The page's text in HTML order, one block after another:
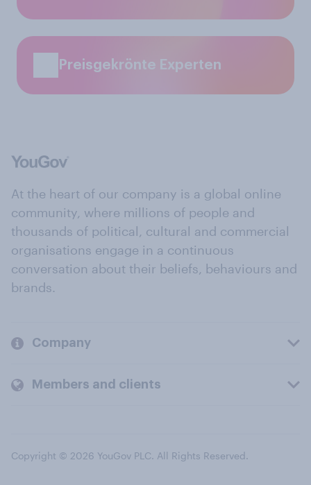
Preisgekrönte Experten
At the heart of our company is a global online
community, where millions of people and
thousands of political, cultural and commercial
organisations engage in a continuous
conversation about their beliefs, behaviours and
brands.
Company
Members and clients
Copyright © 2026 YouGov PLC. All Rights Reserved.